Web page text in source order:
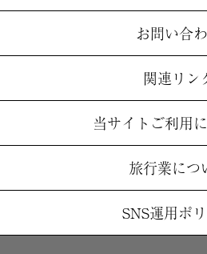
お問い合
関連リン
当サイトご利用
旅行業につ
SNS運用ポ